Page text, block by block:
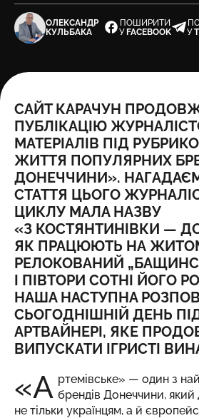
ОЛЕКСАНДР
КУЛЬБАКА
ПОШИРИТИ
У FACEBOOK
У
САЙТ КАРАЧУН
ПУБЛІКАЦІЮ
МАТЕРІАЛІВ ПІД
ЖИТТЯ ПОПУЛЯРНИХ
ДОНЕЧЧИНИ».
СТАТТЯ ЦЬОГО
ЦИКЛУ МАЛА НАЗВУ
«З КОСТЯНТИНІВКИ —
ЯК ПРАЦЮЮТЬ НА
РЕЛОКОВАНИЙ
І ПІВТОРИ СОТНІ ЙОГО
НАША НАСТУПНА
СЬОГОДНІШНІЙ ДЕНЬ
АРТВАЙНЕРІ, ЯКЕ
ВИПУСКАТИ ІГРИСТІ
«А ртемівське» — один з
брендів Донеччини,
не тільки українцям, а й